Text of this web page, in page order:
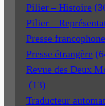
Pilier – Histoire
Pilier –
Presse francophone
Presse étrangère
Revue des Deux
(13)
Traducteur